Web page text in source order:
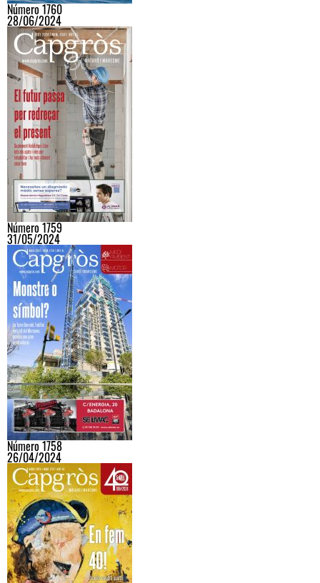
Número 1760
28/06/2024
Número 1759
31/05/2024
Número 1758
26/04/2024